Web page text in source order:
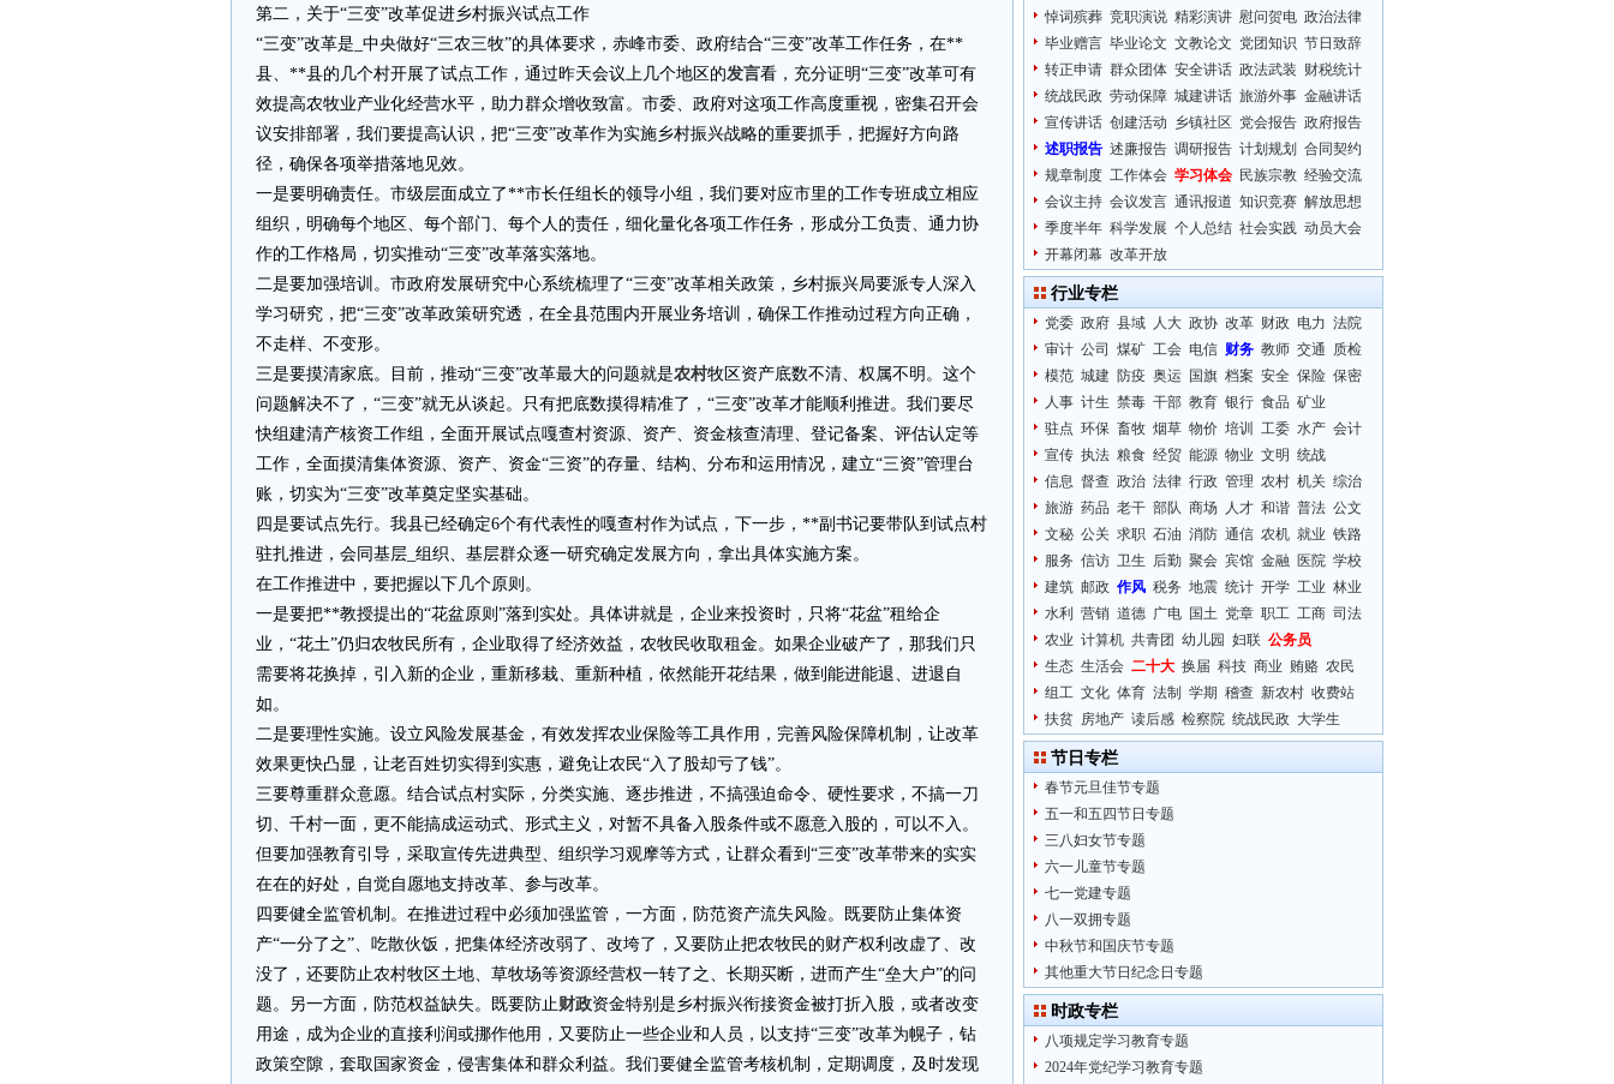
第二，关于“三变”改革促进乡村振兴试点工作
“三变”改革是_中央做好“三农三牧”的具体要求，赤峰市委、政府结合“三变”改革工作任务，在**
县、**县的几个村开展了试点工作，通过昨天会议上几个地区的发言看，充分证明“三变”改革可有
效提高农牧业产业化经营水平，助力群众增收致富。市委、政府对这项工作高度重视，密集召开会
议安排部署，我们要提高认识，把“三变”改革作为实施乡村振兴战略的重要抓手，把握好方向路
径，确保各项举措落地见效。
一是要明确责任。市级层面成立了**市长任组长的领导小组，我们要对应市里的工作专班成立相应
组织，明确每个地区、每个部门、每个人的责任，细化量化各项工作任务，形成分工负责、通力协
作的工作格局，切实推动“三变”改革落实落地。
二是要加强培训。市政府发展研究中心系统梳理了“三变”改革相关政策，乡村振兴局要派专人深入
学习研究，把“三变”改革政策研究透，在全县范围内开展业务培训，确保工作推动过程方向正确，
不走样、不变形。
三是要摸清家底。目前，推动“三变”改革最大的问题就是农村牧区资产底数不清、权属不明。这个
问题解决不了，“三变”就无从谈起。只有把底数摸得精准了，“三变”改革才能顺利推进。我们要尽
快组建清产核资工作组，全面开展试点嘎查村资源、资产、资金核查清理、登记备案、评估认定等
工作，全面摸清集体资源、资产、资金“三资”的存量、结构、分布和运用情况，建立“三资”管理台
账，切实为“三变”改革奠定坚实基础。
四是要试点先行。我县已经确定6个有代表性的嘎查村作为试点，下一步，**副书记要带队到试点村
驻扎推进，会同基层_组织、基层群众逐一研究确定发展方向，拿出具体实施方案。
在工作推进中，要把握以下几个原则。
一是要把**教授提出的“花盆原则”落到实处。具体讲就是，企业来投资时，只将“花盆”租给企
业，“花土”仍归农牧民所有，企业取得了经济效益，农牧民收取租金。如果企业破产了，那我们只
需要将花换掉，引入新的企业，重新移栽、重新种植，依然能开花结果，做到能进能退、进退自
如。
二是要理性实施。设立风险发展基金，有效发挥农业保险等工具作用，完善风险保障机制，让改革
效果更快凸显，让老百姓切实得到实惠，避免让农民“入了股却亏了钱”。
三要尊重群众意愿。结合试点村实际，分类实施、逐步推进，不搞强迫命令、硬性要求，不搞一刀
切、千村一面，更不能搞成运动式、形式主义，对暂不具备入股条件或不愿意入股的，可以不入。
但要加强教育引导，采取宣传先进典型、组织学习观摩等方式，让群众看到“三变”改革带来的实实
在在的好处，自觉自愿地支持改革、参与改革。
四要健全监管机制。在推进过程中必须加强监管，一方面，防范资产流失风险。既要防止集体资
产“一分了之”、吃散伙饭，把集体经济改弱了、改垮了，又要防止把农牧民的财产权利改虚了、改
没了，还要防止农村牧区土地、草牧场等资源经营权一转了之、长期买断，进而产生“垒大户”的问
题。另一方面，防范权益缺失。既要防止财政资金特别是乡村振兴衔接资金被打折入股，或者改变
用途，成为企业的直接利润或挪作他用，又要防止一些企业和人员，以支持“三变”改革为幌子，钻
政策空隙，套取国家资金，侵害集体和群众利益。我们要健全监管考核机制，定期调度，及时发现
悼词殡葬 竞职演说 精彩演讲 慰问贺电 政治法律
毕业赠言 毕业论文 文教论文 党团知识 节日致辞
转正申请 群众团体 安全讲话 政法武装 财税统计
统战民政 劳动保障 城建讲话 旅游外事 金融讲话
宣传讲话 创建活动 乡镇社区 党会报告 政府报告
述职报告 述廉报告 调研报告 计划规划
合同契约
规章制度 工作体会 学习体会 民族宗教 经验交流
会议主持 会议发言 通讯报道 知识竞赛 解放思想
季度半年 科学发展 个人总结 社会实践 动员大会
开幕闭幕 改革开放
行业专栏
党委 政府 县域 人大 政协 改革 财政 电力 法院
审计 公司 煤矿 工会 电信 财务 教师 交通 质检
模范 城建 防疫 奥运 国旗 档案 安全 保险 保密
人事 计生 禁毒 干部 教育 银行 食品 矿业
驻点 环保 畜牧 烟草 物价 培训 工委 水产 会计
宣传 执法 粮食 经贸 能源 物业 文明 统战
信息 督查 政治 法律 行政 管理 农村 机关 综治
旅游 药品 老干 部队 商场 人才 和谐 普法 公文
文秘 公关 求职 石油 消防 通信 农机 就业 铁路
服务 信访 卫生 后勤 聚会 宾馆 金融 医院 学校
建筑 邮政 作风 税务 地震 统计 开学 工业 林业
水利
营销 道德 广电 国土 党章 职工 工商 司法
农业 计算机 共青团 幼儿园 妇联 公务员
生态 生活会 二十大 换届 科技 商业 贿赂 农民
组工 文化 体育 法制 学期 稽查 新农村 收费站
扶贫 房地产 读后感 检察院 统战民政 大学生
节日专栏
春节元旦佳节专题
五一和五四节日专题
三八妇女节专题
六一儿童节专题
七一党建专题
八一双拥专题
中秋节和国庆节专题
其他重大节日纪念日专题
时政专栏
八项规定学习教育专题
2024年党纪学习教育专题